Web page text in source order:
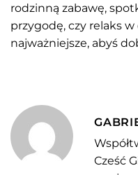
rodzinną zabawę,
przygodę, czy relaks
najważniejsze, abyś
Cześć